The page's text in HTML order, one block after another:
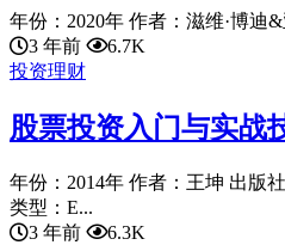
年份：2020年 作者：滋维·博迪
3 年前
6.7K
投资理财
股票投资入门与实战
年份：2014年 作者：王坤 出版
类型：E...
3 年前
6.3K